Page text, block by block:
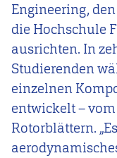
Engineering,
die Hochschule
ausrichten. In
Studierenden
einzelnen
entwickelt –
Rotorblättern.